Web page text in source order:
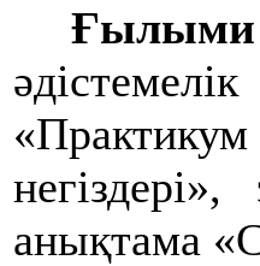
Ғылыми
анықтама